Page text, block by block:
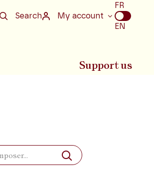
Search My account
Choix
de
la
FR
EN
Support us
Search